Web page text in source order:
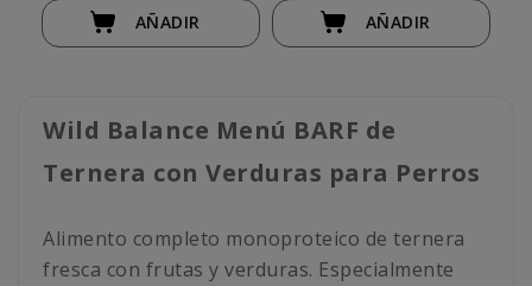
AÑADIR AÑADIR
Wild Balance Menú BARF de
Ternera con Verduras para Perros
Alimento completo monoproteico de ternera
fresca con frutas y verduras. Especialmente